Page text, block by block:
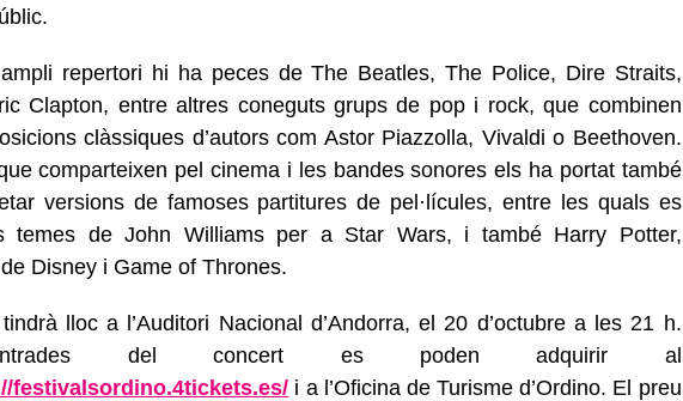
repertori hi ha peces de The Beatles, The Police, Dire Straits,
Clapton, entre altres coneguts grups de pop i rock, que combinen
clàssiques d’autors com Astor Piazzolla, Vivaldi o Beethoven.
comparteixen pel cinema i les bandes sonores els ha portat també
versions de famoses partitures de pel·lícules, entre les quals es
temes de John Williams per a Star Wars, i també Harry Potter,
Disney i Game of Thrones.
lloc a l’Auditori Nacional d’Andorra, el 20 d’octubre a les 21 h.
del concert es poden adquirir al
festivalsordino.4tickets.es/ i a l’Oficina de Turisme d’Ordino. El preu